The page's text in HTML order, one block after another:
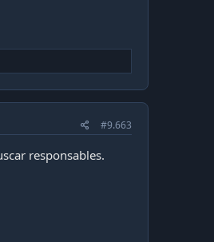
#9.663
responsables.